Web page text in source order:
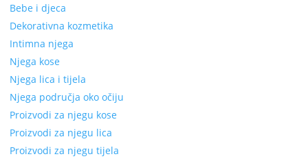
Bebe i djeca
Dekorativna kozmetika
Intimna njega
Njega kose
Njega lica i tijela
Njega područja oko očiju
Proizvodi za njegu kose
Proizvodi za njegu lica
Proizvodi za njegu tijela